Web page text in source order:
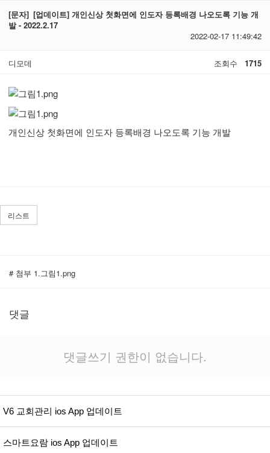
[문자] [업데이트] 개인신상 첫화면에 인도자 등록배경 나오도록 기능 개
발 - 2022.2.17
2022-02-17 11:49:42
디모데 조회수 1715
개인신상 첫화면에 인도자 등록배경 나오도록 기능 개발
리스트
# 첨부 1.그림1.png
댓글
댓글쓰기 권한이 없습니다.
V6 교회관리 ios App 업데이트
스마트요람 ios App 업데이트